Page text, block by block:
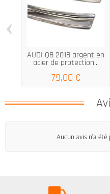
AUDI Q8 2018 argent en
acier de protection...
79,00 €
‹
Aucun avis n'a été